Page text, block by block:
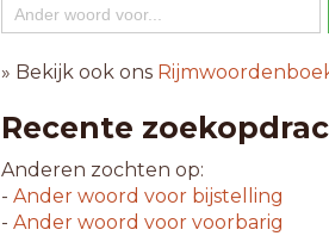
» Bekijk ook ons
Recente
Anderen zochten op:
- Ander woord voorbijstelling
- Ander woord voorvoorbarig